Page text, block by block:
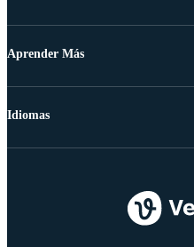
Aprender Más
Idiomas